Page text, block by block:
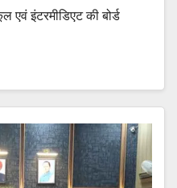
एवं इंटरमीडिएट की बोर्ड